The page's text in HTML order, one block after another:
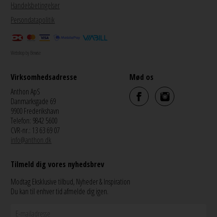
Handelsbetingelser
Persondatapolitik
Webshop by Bewise
Virksomhedsadresse
Anthon ApS
Danmarksgade 69
9900 Frederikshavn
Telefon: 9842 5600
CVR-nr.: 13 63 69 07
info@anthon.dk
Mød os
Tilmeld dig vores nyhedsbrev
Modtag Eksklusive tilbud, Nyheder & Inspiration
Du kan til enhver tid afmelde dig igen.